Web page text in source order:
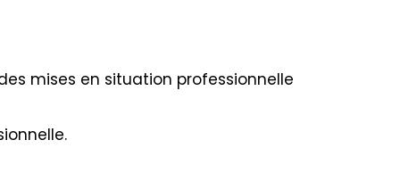
mises en situation professionnelle